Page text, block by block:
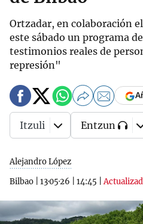
Ortzadar, en colaboración
este sábado un programa
testimonios reales de
represión"
Alejandro López
Bilbao
13·05·26 14:45 |
Itzuli Entzun